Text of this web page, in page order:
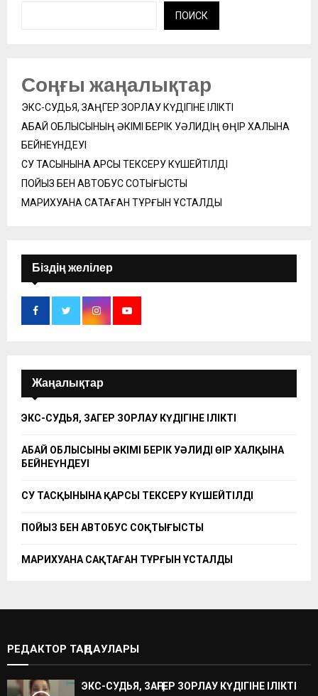
ПОИСК
Соңғы жаңалықтар
ЭКС-СУДЬЯ, ЗАҢГЕР ЗОРЛАУ КҮДІГІНЕ ІЛІКТІ
АБАЙ ОБЛЫСЫНЫҢ ӘКІМІ БЕРІК УӘЛИДІҢ ӨҢІР ХАЛҚЫНА
БЕЙНЕҮНДЕУІ
СУ ТАСҚЫНЫНА ҚАРСЫ ТЕКСЕРУ КҮШЕЙТІЛДІ
ПОЙЫЗ БЕН АВТОБУС СОҚТЫҒЫСТЫ
МАРИХУАНА САҚТАҒАН ТҰРҒЫН ҰСТАЛДЫ
Біздің желілер
Жаңалықтар
ЭКС-СУДЬЯ, ЗАҢГЕР ЗОРЛАУ КҮДІГІНЕ ІЛІКТІ
АБАЙ ОБЛЫСЫНЫҢ ӘКІМІ БЕРІК УӘЛИДІҢ ӨҢІР ХАЛҚЫНА
БЕЙНЕҮНДЕУІ
СУ ТАСҚЫНЫНА ҚАРСЫ ТЕКСЕРУ КҮШЕЙТІЛДІ
ПОЙЫЗ БЕН АВТОБУС СОҚТЫҒЫСТЫ
МАРИХУАНА САҚТАҒАН ТҰРҒЫН ҰСТАЛДЫ
РЕДАКТОР ТАҢДАУЛАРЫ
ЭКС-СУДЬЯ, ЗАҢГЕР ЗОРЛАУ КҮДІГІНЕ ІЛІКТІ